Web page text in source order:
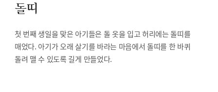
돌띠
첫 번째 생일을 맞은 아기들은 돌 옷을 입고 허리에는 돌띠를
매었다. 아기가 오래 살기를 바라는 마음에서 돌띠를 한 바퀴
돌려 맬 수 있도록 길게 만들었다.